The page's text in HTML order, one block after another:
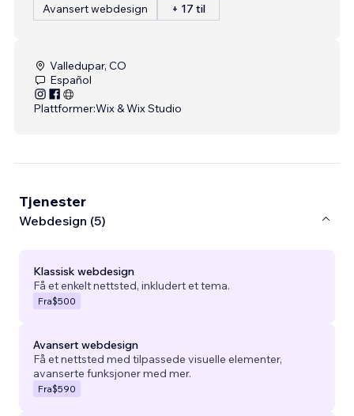
Avansert webdesign
+ 17 til
Valledupar, CO
Español
Plattformer:Wix & Wix Studio
Tjenester
Webdesign (5)
Klassisk webdesign
Få et enkelt nettsted, inkludert et tema.
Fra$500
Avansert webdesign
Få et nettsted med tilpassede visuelle elementer,
avanserte funksjoner med mer.
Fra$590